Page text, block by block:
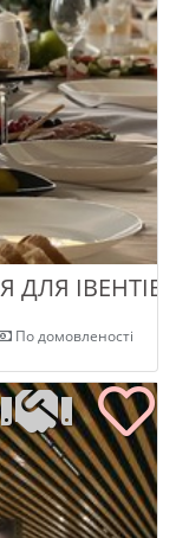
ДЛЯ ІВЕНТІВ
По домовленості